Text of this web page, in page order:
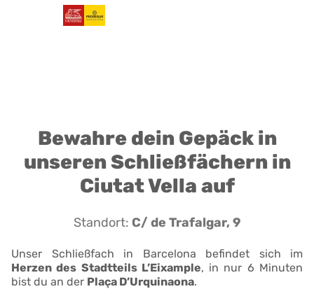
Bewahre dein Gepäck in
unseren Schließfächern in
Ciutat Vella auf
Standort: C/ de Trafalgar, 9
Unser Schließfach in Barcelona befindet sich im
Herzen des Stadtteils L’Eixample, in nur 6 Minuten
bist du an der Plaça D’Urquinaona.